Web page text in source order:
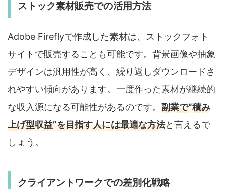
ストック素材販売での活用方法
Adobe Fireflyで作成した素材は、ストックフォト
サイトで販売することも可能です。背景画像や抽象
デザインは汎用性が高く、繰り返しダウンロードさ
れやすい傾向があります。一度作った素材が継続的
な収入源になる可能性があるのです。 副業で“積み
上げ型収益”を目指す人には最適な方法と言えるで
しょう。
クライアントワークでの差別化戦略